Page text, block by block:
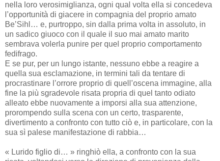
nella loro verosimiglianza, ogni qual volta ella si concedeva
l’opportunità di giacere in compagnia del proprio amato
Be’Sihl… e, purtroppo, sin dalla prima volta in assoluto, in
un sadico giuoco con il quale il suo mai amato marito
sembrava volerla punire per quel proprio comportamento
fedifrago.
E se pur, per un lungo istante, nessuno ebbe a reagire a
quella sua esclamazione, in termini tali da tentare di
procrastinare l’orrore proprio di quell’oscena immagine, alla
fine la più sgradevole risata propria di quel tanto odiato
alleato ebbe nuovamente a imporsi alla sua attenzione,
prorompendo sulla scena con un certo, trasparente,
divertimento a confronto con tutto ciò e, in particolare, con la
sua sì palese manifestazione di rabbia…
« Lurido figlio di… » ringhiò ella, a confronto con la sua